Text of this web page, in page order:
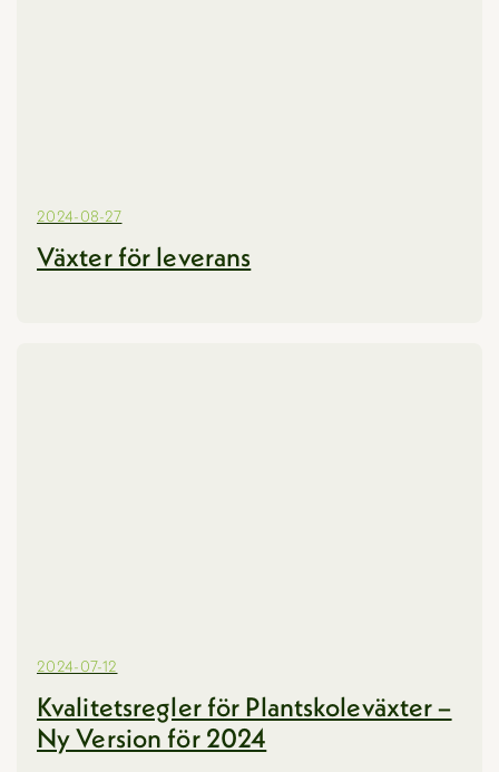
2024-08-27
Växter för leverans
2024-07-12
Kvalitetsregler för Plantskoleväxter –
Ny Version för 2024